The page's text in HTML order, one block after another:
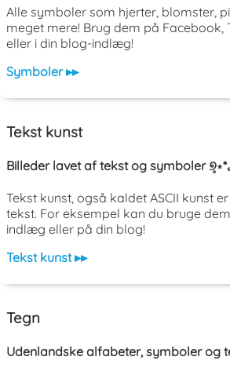
Alle symboler som hjerter, blomster,
meget mere! Brug dem på Facebook,
eller i din blog-indlæg!
Symboler ▸▸
Tekst kunst
Billeder lavet af tekst og symboler ୭̥⋆*
Tekst kunst, også kaldet ASCII kunst
tekst. For eksempel kan du bruge
indlæg eller på din blog!
Tekst kunst ▸▸
Tegn
Udenlandske alfabeter, symboler og